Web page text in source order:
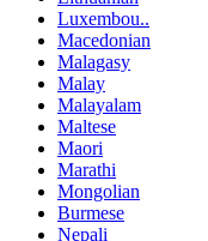
Luxembou..
Macedonian
Malagasy
Malay
Malayalam
Maltese
Maori
Marathi
Mongolian
Burmese
Nepali